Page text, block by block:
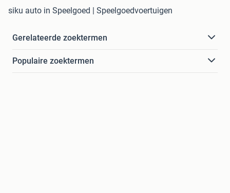
siku auto in Speelgoed | Speelgoedvoertuigen
Gerelateerde zoektermen
Populaire zoektermen